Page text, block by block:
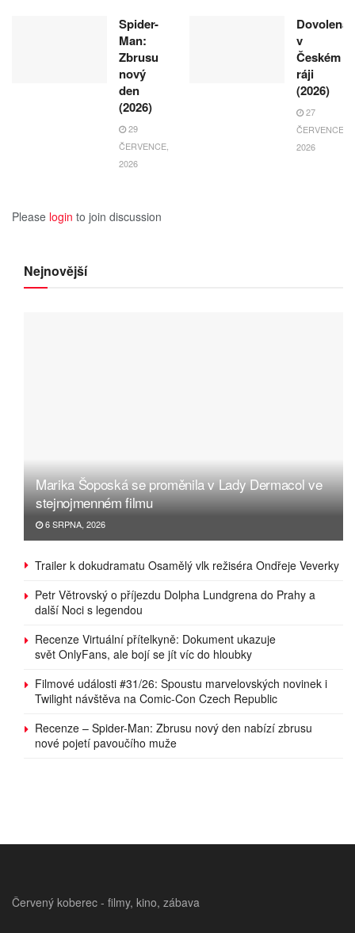
Spider-
Man:
Zbrusu
nový
den
(2026)
29
ČERVENCE,
2026
Dovolená
v
Českém
ráji
(2026)
27
ČERVENCE,
2026
Please login to join discussion
Nejnovější
Marika Šoposká se proměnila v Lady Dermacol ve
stejnojmenném filmu
6 SRPNA, 2026
Trailer k dokudramatu Osamělý vlk režiséra Ondřeje Veverky
Petr Větrovský o příjezdu Dolpha Lundgrena do Prahy a
další Noci s legendou
Recenze Virtuální přítelkyně: Dokument ukazuje
svět OnlyFans, ale bojí se jít víc do hloubky
Filmové události #31/26: Spoustu marvelovských novinek i
Twilight návštěva na Comic-Con Czech Republic
Recenze – Spider-Man: Zbrusu nový den nabízí zbrusu
nové pojetí pavoučího muže
Červený koberec - filmy, kino, zábava